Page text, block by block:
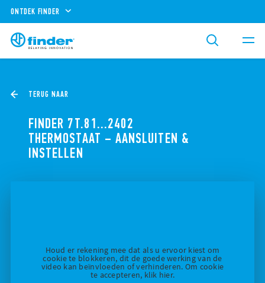
ONTDEK FINDER
TERUG NAAR
FINDER 7T.81…2402
THERMOSTAAT – AANSLUITEN &
INSTELLEN
Houd er rekening mee dat als u ervoor kiest om
cookie te blokkeren, dit de goede werking van de
video kan beïnvloeden of verhinderen. Om cookie
te accepteren, klik hier.